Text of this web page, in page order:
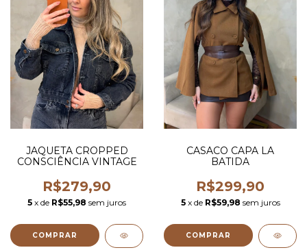
JAQUETA CROPPED
CONSCIÊNCIA VINTAGE
R$279,90
5 x de R$55,98 sem juros
COMPRAR
CASACO CAPA LA
BATIDA
R$299,90
5 x de R$59,98 sem juros
COMPRAR